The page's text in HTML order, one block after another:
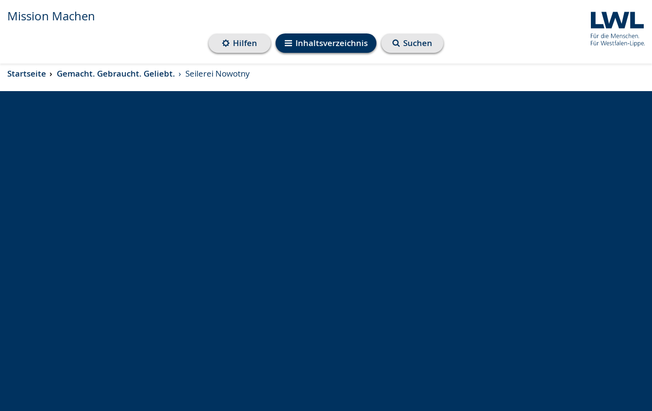
Transkript anzeigen
Abspielen
Pausieren
Mission Machen
Inhaltsverzeichnis
Hilfen Suchen
Startseite Gemacht. Gebraucht. Geliebt. Seilerei Nowotny